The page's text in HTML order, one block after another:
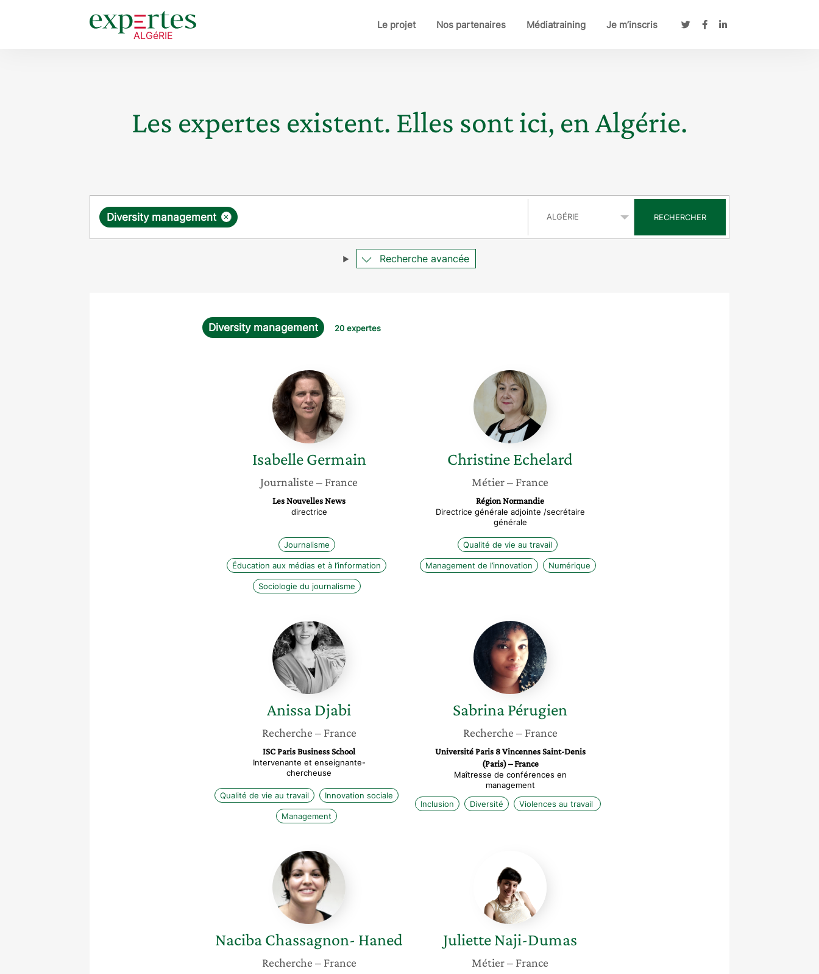
Le projet Nos partenaires Médiatraining Je m’inscris
Les expertes existent. Elles sont ici, en Algérie.
Requête ×
Diversity management RECHERCHER
Recherche avancée
Diversity management 20 expertes
Isabelle
Germain
Isabelle Germain
Journaliste – France
Les Nouvelles News
directrice
Journalisme
Éducation aux médias et à l’information
Sociologie du journalisme
Christine
Echelard
ChristineEchelard
Métier– France
Région Normandie
Directrice générale adjointe /secrétaire
générale
Qualité de vie au travail
Management de l’innovation Numérique
Anissa
Djabi
AnissaDjabi
Recherche – France
ISC Paris Business School
Intervenante et enseignante-
chercheuse
Qualité de vie au travail Innovation sociale
Management
Sabrina
Pérugien
SabrinaPérugien
Recherche – France
Université Paris 8 Vincennes Saint-Denis
(Paris) – France
Maîtresse de conférences en
management
Inclusion
Diversité Violences au travail
Naciba
Chassagnon-
Haned
NacibaChassagnon- Haned
Recherche – France
Naji-
Dumas
JulietteNaji-Dumas
Métier– France